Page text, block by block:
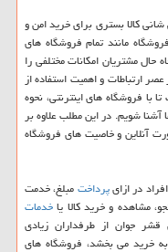
کالا بستری برای خرید امن و
مانند تمام فروشگاه های
حال مشتریان امکانات مختلفی را
ارتباطات و اهمیت استفاده از
با فروشگاه های اینترنتی، نحوه
آشنا شویم. در این مطلب علاوه بر
آنلاین و خاصیت های فروشگاه
در ازایپرداختمبلغ، خدمت
مشاهده و خرید کالا یاخدمات
جوان از طرفداران زیادی
خرید می بخشد، فروشگاه های